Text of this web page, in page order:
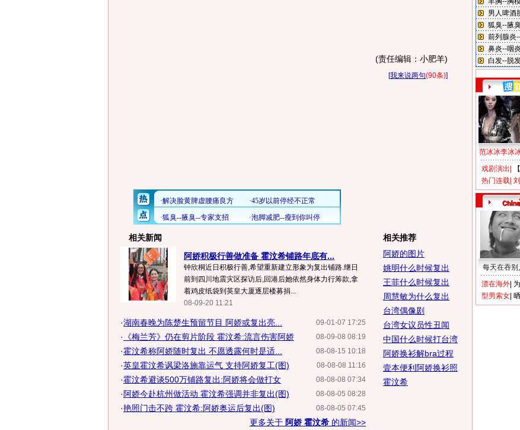
(责任编辑：小肥羊)
[我来说两句(90条)]
相关新闻
阿娇积极行善做准备 霍汶希铺路年底有...
钟欣桐近日积极行善,希望重新建立形象为复出铺路.继日
前到四川地震灾区探访后,回港后她依然身体力行筹款,拿
着鸡皮纸袋到英皇大厦逐层楼募捐...
08-09-20 11:21
09-01-07 17:25
·湖南春晚为陈楚生预留节目 阿娇或复出亮...
08-09-08 08:19
· 《梅兰芳》仍在剪片阶段 霍汶希:流言伤害阿娇
08-08-15 10:18
·霍汶希称阿娇随时复出 不愿透露何时是适...
08-08-08 11:16
·英皇霍汶希讽梁洛施靠运气 支持阿娇复工(图)
08-08-08 07:34
·霍汶希避谈500万铺路复出:阿娇将会做打女
08-08-05 08:28
· 阿娇今赴杭州做活动 霍汶希强调并非复出(图)
08-08-05 07:45
·艳照门击不跨 霍汶希:阿娇奥运后复出(图)
更多关于 阿娇 霍汶希 的新闻>>
相关推荐
阿娇的图片
姚明什么时候复出
王菲什么时候复出
周慧敏为什么复出
台湾偶像剧
台湾女议员性丑闻
中国什么时候打台湾
阿娇换衫解bra过程
壹本便利阿娇换衫照
霍汶希
范冰冰李冰
戏剧演出
热门连载
每天在吞别
漂在海外
型男索女